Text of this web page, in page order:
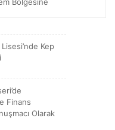
Kep
Finans
Olarak